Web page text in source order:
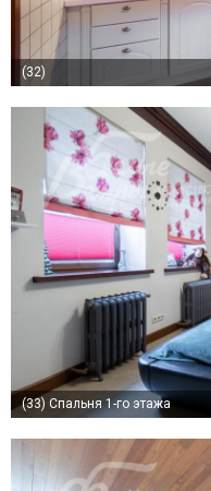
(32)
(33) Спальня 1-го этажа